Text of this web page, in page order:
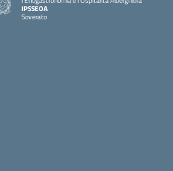
IPSSEOA
Soverato